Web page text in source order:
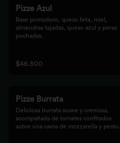
Pizze Azul
Base pomodoro, queso feta, miel,
almendras tajadas, queso azul y peras
pochadas.
$46.500
Pizze Burrata
Deliciosa burrata suave y cremosa,
acompañada de tomates confitados
sobre una cama de mozzarella y pesto.